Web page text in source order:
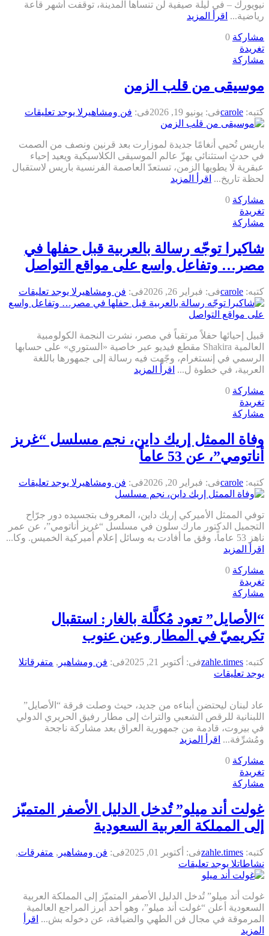
نيويورك – في ليلة صيفية لن تنساها المدينة، توقفت أشهر قاعة
رياضية... اقرأ المزيد
مشاركة 0
تغريدة
مشاركة
موسيقى من قلب الزمن
كتبه: caroleفى: يونيو 19, 2026 فى: فن ومشاهير لا يوجد تعليقات
باريس تُحيي أنغامًا جديدة لموزارت بعد قرنين ونصف من الصمت
في حدثٍ استثنائي يهزّ عالم الموسيقى الكلاسيكية ويعيد إحياء
عبقرية لا يطويها الزمن، تستعدّ العاصمة الفرنسية باريس لاستقبال
لحظة تاريخ... اقرأ المزيد
مشاركة 0
تغريدة
مشاركة
شاكيرا توجّه رسالة بالعربية قبل حفلها في
مصر… وتفاعل واسع على مواقع التواصل
كتبه: caroleفى: فبراير 26, 2026 فى: فن ومشاهير لا يوجد تعليقات
قبيل إحيائها حفلاً مرتقباً في مصر، نشرت النجمة الكولومبية
العالمية Shakira مقطع فيديو عبر خاصية «الستوري» على حسابها
الرسمي في إنستغرام، وجّهت فيه رسالة إلى جمهورها باللغة
العربية، في خطوة ل... اقرأ المزيد
مشاركة 0
تغريدة
مشاركة
وفاة الممثل إريك داين، نجم مسلسل “غريز
أناتومي”، عن 53 عاماً
كتبه: caroleفى: فبراير 20, 2026 فى: فن ومشاهير لا يوجد تعليقات
توفي الممثل الأميركي إريك داين، المعروف بتجسيده دور جرّاح
التجميل الدكتور مارك سلون في مسلسل “غريز أناتومي”، عن عمر
ناهز 53 عاماً، وفق ما أفادت به وسائل إعلام أميركية الخميس. وكا...
اقرأ المزيد
مشاركة 0
تغريدة
مشاركة
“الأصايل” تعود مُكلَّلة بالغار: استقبال
تكريميّ في المطار وعين عنوب
كتبه: zahle.timesفى: أكتوبر 21, 2025 فى: فن ومشاهير , متفرقاتلا
يوجد تعليقات
عاد لبنان ليحتضن أبناءه من جديد، حيث وصلت فرقة “الأصايل”
اللبنانية للرقص الشعبي والتراث إلى مطار رفيق الحريري الدولي
في بيروت، قادمة من جمهورية العراق بعد مشاركة ناجحة
ومُشرِّفة... اقرأ المزيد
مشاركة 0
تغريدة
مشاركة
غولت أند ميلو” تُدخل الدليل الأصفر المتميّز
إلى المملكة العربية السعودية
كتبه: zahle.timesفى: أكتوبر 01, 2025 فى: فن ومشاهير , متفرقات,
نشاطاتلا يوجد تعليقات
غولت أند ميلو” تُدخل الدليل الأصفر المتميّز إلى المملكة العربية
السعودية أعلن “غولت أند ميلو”، وهو أحد أبرز المراجع العالمية
المرموقة في مجال فن الطهي والضيافة، عن دخوله بش... اقرأ
المزيد